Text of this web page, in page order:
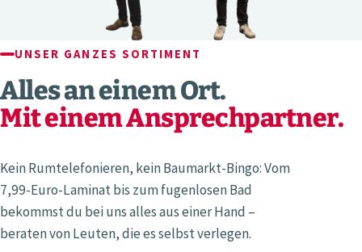
UNSER GANZES SORTIMENT
Alles an einem Ort.
Mit einem Ansprechpartner.
Kein Rumtelefonieren, kein Baumarkt-Bingo: Vom
7,99-Euro-Laminat bis zum fugenlosen Bad
bekommst du bei uns alles aus einer Hand –
beraten von Leuten, die es selbst verlegen.